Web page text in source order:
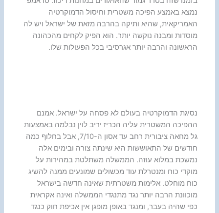
נמצא באמצע הפיכה משטרית וחיסול הדמוקרטיה
האמריקאית, שהיא ותיקה בהרבה מזאת של ישראל ויש לה
מוסדות ומבנה נוקשה יותר. הוא הפיק לקחים מהכהונה
הראשונה והרבה יותר אגרסיבי בכל הפעולות שלו.
נסיגת הדמוקרטיה בעולם לא פסחה על ישראל. אמנם
ההפיכה המשטרית עליה הכריז יריב לוין נבלמה באמצעות
גל מחאה ציבורית רחב עד אסון ה-7/10, אבל בחלוף כמה
חודשים של התאוששות היא שינתה צורה ובימים אלה
נמשכת במלוא עוזה. הממשלה משתלטת במהירות על
מוקדי כוח ומנטרלת עוד מכשולים שמונעים ממנה להשיג
כוח מוחלט. אלימות משטרתית שאינה חדשה בישראל
מוכוונת הרבה יותר נגד מתנגדי הממשלה ואינה אקראית
כפי שהיה בעבר, ומנגד באופן מופגן אין אכיפת חוק כנגד